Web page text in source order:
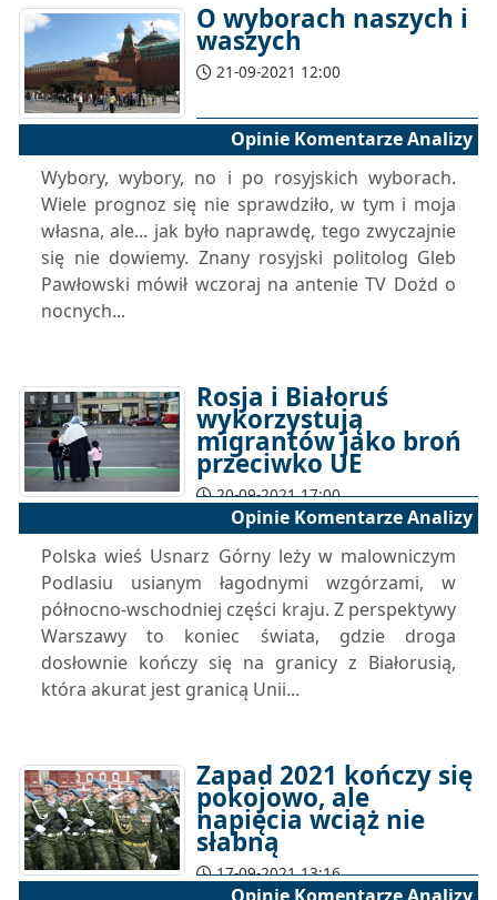
O wyborach naszych i
waszych
21-09-2021 12:00
Opinie Komentarze Analizy
Wybory, wybory, no i po rosyjskich wyborach.
Wiele prognoz się nie sprawdziło, w tym i moja
własna, ale... jak było naprawdę, tego zwyczajnie
się nie dowiemy. Znany rosyjski politolog Gleb
Pawłowski mówił wczoraj na antenie TV Dożd o
nocnych...
Rosja i Białoruś
wykorzystują
migrantów jako broń
przeciwko UE
20-09-2021 17:00
Opinie Komentarze Analizy
Polska wieś Usnarz Górny leży w malowniczym
Podlasiu usianym łagodnymi wzgórzami, w
północno-wschodniej części kraju. Z perspektywy
Warszawy to koniec świata, gdzie droga
dosłownie kończy się na granicy z Białorusią,
która akurat jest granicą Unii...
Zapad 2021 kończy się
pokojowo, ale
napięcia wciąż nie
słabną
17-09-2021 13:16